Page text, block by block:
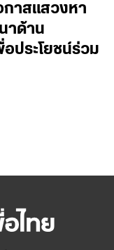
กาสแสวงหา
าด้าน
ประโยชน์ร่วม